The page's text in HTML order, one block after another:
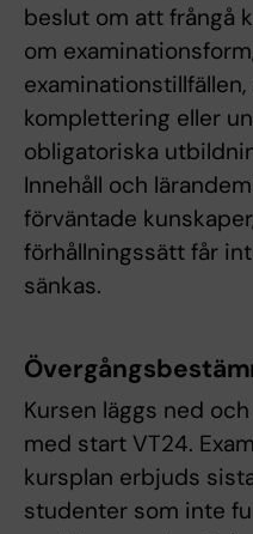
beslut om att frångå
om
komplettering eller
obligatoriska
Innehåll och
förväntade
förhållningssätt får
sänkas.
Kursen läggs ned
med start VT24.
kursplan erbjuds
studenter som inte